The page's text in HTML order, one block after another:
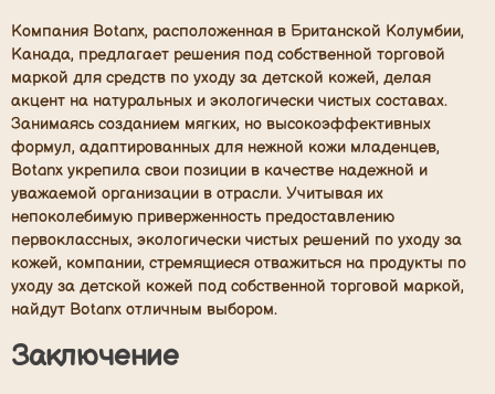
Компания Botanx, расположенная в Британской Колумбии,
Канада, предлагает решения под собственной торговой
маркой для средств по уходу за детской кожей, делая
акцент на натуральных и экологически чистых составах.
Занимаясь созданием мягких, но высокоэффективных
формул, адаптированных для нежной кожи младенцев,
Botanx укрепила свои позиции в качестве надежной и
уважаемой организации в отрасли. Учитывая их
непоколебимую приверженность предоставлению
первоклассных, экологически чистых решений по уходу за
кожей, компании, стремящиеся отважиться на продукты по
уходу за детской кожей под собственной торговой маркой,
найдут Botanx отличным выбором.
Заключение